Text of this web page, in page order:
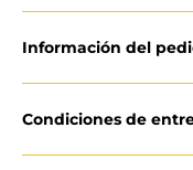
Información del
Condiciones de